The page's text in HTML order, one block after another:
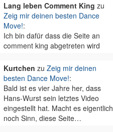
Lang leben Comment King zu
Zeig mir deinen besten Dance
Move!:
Ich bin dafür dass die Seite an
comment king abgetreten wird
Kurtchen zu Zeig mir deinen
besten Dance Move!:
Bald ist es vier Jahre her, dass
Hans-Wurst sein letztes Video
eingestellt hat. Macht es eigentlich
noch Sinn, diese Seite…